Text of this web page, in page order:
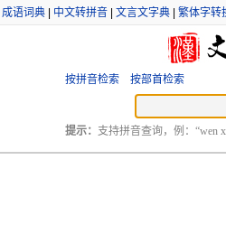
成语词典 中文转拼音 文言文字典 繁体字转
按拼音检索 按部首检索
提示： 支持拼音查询，例：“wen